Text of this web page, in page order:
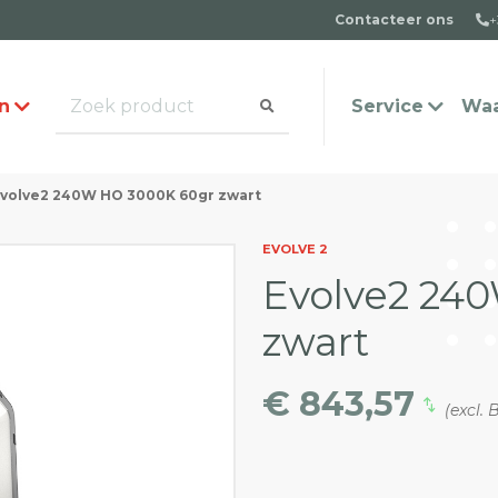
Contacteer ons
Service
Veel gestelde vragen
Contact
240W HO 3000K 60gr zwart
EVOLVE 2
Evolve2
zwart
€ 843,57 (excl.